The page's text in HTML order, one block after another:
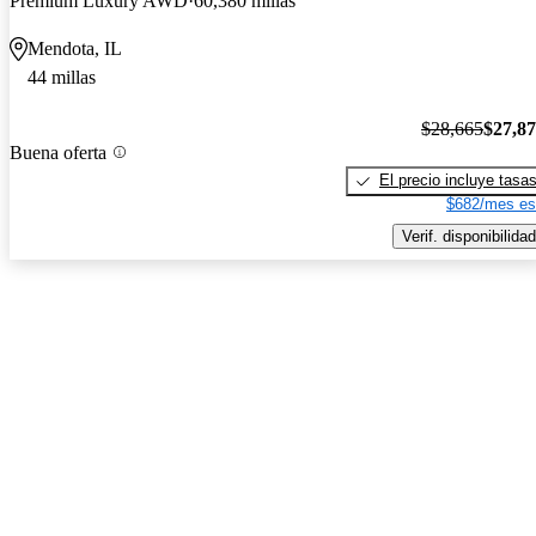
Mendota, IL
44 millas
Buena oferta
$28,665
El precio incluye tasas
$682/mes
Verif. disponibilidad